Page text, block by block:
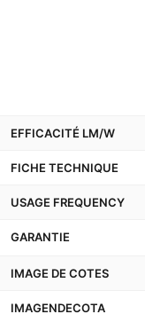
EFFICACITÉ LM/W
FICHE TECHNIQUE
USAGE FREQUENCY
GARANTIE
IMAGE DE COTES
IMAGENDECOTA